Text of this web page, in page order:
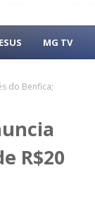
MG TV
do Benfica;
R$20